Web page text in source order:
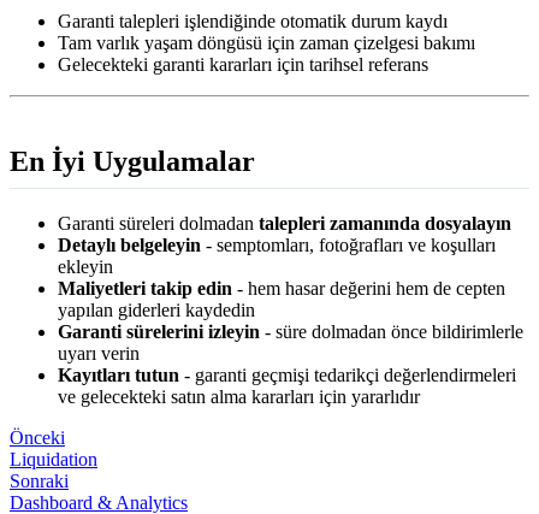
Garanti talepleri işlendiğinde otomatik durum kaydı
Tam varlık yaşam döngüsü için zaman çizelgesi bakımı
Gelecekteki garanti kararları için tarihsel referans
En İyi Uygulamalar
Garanti süreleri dolmadan talepleri zamanında dosyalayın
Detaylı belgeleyin - semptomları, fotoğrafları ve koşulları
ekleyin
Maliyetleri takip edin - hem hasar değerini hem de cepten
yapılan giderleri kaydedin
Garanti sürelerini izleyin - süre dolmadan önce bildirimlerle
uyarı verin
Kayıtları tutun - garanti geçmişi tedarikçi değerlendirmeleri
ve gelecekteki satın alma kararları için yararlıdır
Önceki
Liquidation
Sonraki
Dashboard & Analytics